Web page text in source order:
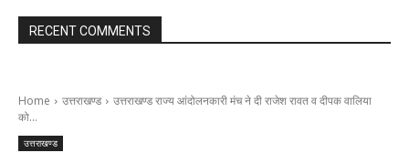
RECENT COMMENTS